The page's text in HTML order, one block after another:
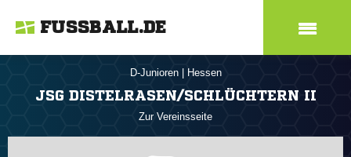
FUSSBALL.DE
D-Junioren Hessen
JSG DISTELRASEN/SCHLÜCHTERN II
Zur Vereinsseite